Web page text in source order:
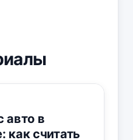
авто в
как считать